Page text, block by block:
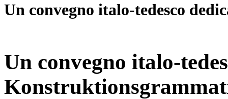
Un convegno italo-tedesco
Un convegno italo-